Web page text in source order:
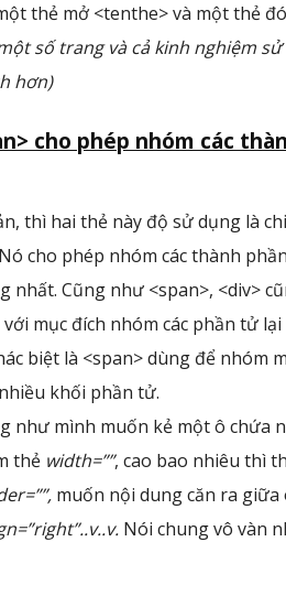
thẻ mở <tenthe> và một thẻ
số trang và cả kinh nghiệm
hơn)
cho phép nhóm các
thì hai thẻ này độ sử dụng là
cho phép nhóm các thành
Cũng như <span>, <div>
mục đích nhóm các phần tử
biệt là <span> dùng để
khối phần tử.
như mình muốn kẻ một ô chứa
thẻ width=””, cao bao nhiêu thì
muốn nội dung căn ra giữa
Nói chung vô vàn